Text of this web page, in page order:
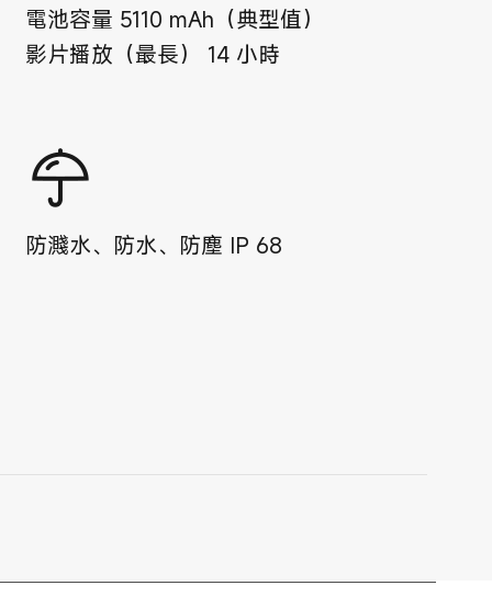
電池容量 5110 mAh（典型值）
影片播放（最長）
14 小時
防濺水、防水、防塵 IP 68